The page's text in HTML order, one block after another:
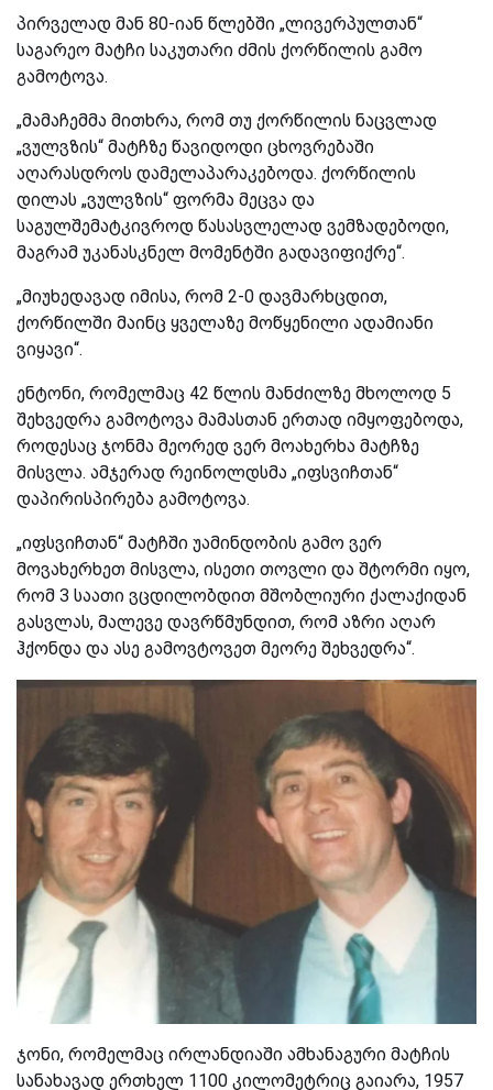
პირველად მან 80-იან წლებში „ლივერპულთან“
საგარეო მატჩი საკუთარი ძმის ქორწილის გამო
გამოტოვა.
„მამაჩემმა მითხრა, რომ თუ ქორწილის ნაცვლად
„ვულვზის“ მატჩზე წავიდოდი ცხოვრებაში
აღარასდროს დამელაპარაკებოდა. ქორწილის
დილას „ვულვზის“ ფორმა მეცვა და
საგულშემატკივროდ წასასვლელად ვემზადებოდი,
მაგრამ უკანასკნელ მომენტში გადავიფიქრე“.
„მიუხედავად იმისა, რომ 2-0 დავმარხცდით,
ქორწილში მაინც ყველაზე მოწყენილი ადამიანი
ვიყავი“.
ენტონი, რომელმაც 42 წლის მანძილზე მხოლოდ 5
შეხვედრა გამოტოვა მამასთან ერთად იმყოფებოდა,
როდესაც ჯონმა მეორედ ვერ მოახერხა მატჩზე
მისვლა. ამჯერად რეინოლდსმა „იფსვიჩთან“
დაპირისპირება გამოტოვა.
„იფსვიჩთან“ მატჩში უამინდობის გამო ვერ
მოვახერხეთ მისვლა, ისეთი თოვლი და შტორმი იყო,
რომ 3 საათი ვცდილობდით მშობლიური ქალაქიდან
გასვლას, მალევე დავრწმუნდით, რომ აზრი აღარ
ჰქონდა და ასე გამოვტოვეთ მეორე შეხვედრა“.
ჯონი, რომელმაც ირლანდიაში ამხანაგური მატჩის
სანახავად ერთხელ 1100 კილომეტრიც გაიარა, 1957